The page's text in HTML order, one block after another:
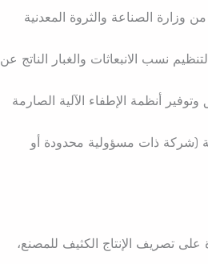
وزارة الصناعة والثروة المعدنية
نسب الانبعاثات والغبار الناتج عن
أنظمة الإطفاء الآلية الصارمة
(شركة ذات مسؤولية محدودة أو
تصريف الإنتاج الكثيف للمصنع،